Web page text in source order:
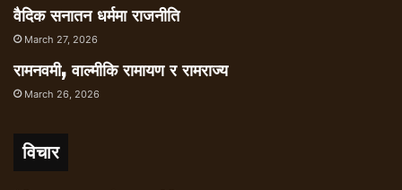
वैदिक सनातन धर्ममा राजनीति
March 27, 2026
रामनवमी, वाल्मीकि रामायण र रामराज्य
March 26, 2026
विचार